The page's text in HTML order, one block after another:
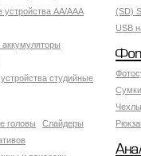
устройства AA/AAA
студийные
(SD)
USB
головы
Слайдеры